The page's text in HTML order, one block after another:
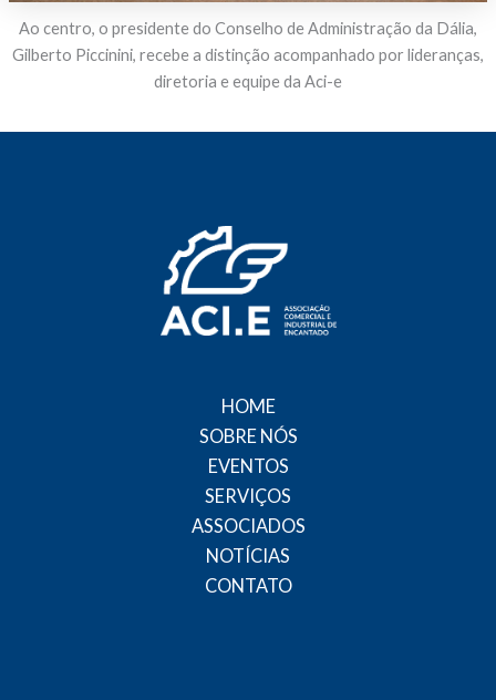
Ao centro, o presidente do Conselho de Administração da Dália,
Gilberto Piccinini, recebe a distinção acompanhado por lideranças,
diretoria e equipe da Aci-e
HOME
SOBRE NÓS
EVENTOS
SERVIÇOS
ASSOCIADOS
NOTÍCIAS
CONTATO